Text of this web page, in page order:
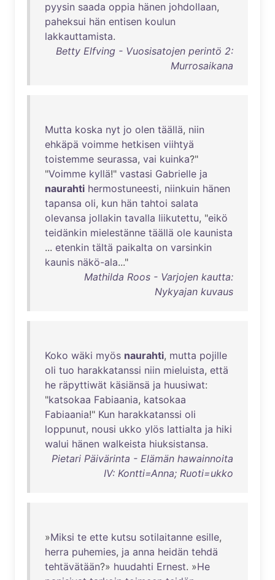
pyysin saada oppia hänen johdollaan,
paheksui hän entisen koulun
lakkauttamista.
Betty Elfving - Vuosisatojen perintö 2:
Murrosaikana
Mutta koska nyt jo olen täällä, niin
ehkäpä voimme hetkisen viihtyä
toistemme seurassa, vai kuinka?"
"Voimme kyllä!" vastasi Gabrielle ja
naurahti hermostuneesti, niinkuin hänen
tapansa oli, kun hän tahtoi salata
olevansa jollakin tavalla liikutettu, "eikö
teidänkin mielestänne täällä ole kaunista
... etenkin tältä paikalta on varsinkin
kaunis näkö-ala..."
Mathilda Roos - Varjojen kautta:
Nykyajan kuvaus
Koko wäki myös naurahti, mutta pojille
oli tuo harakkatanssi niin mieluista, että
he räpyttiwät käsiänsä ja huusiwat:
"katsokaa Fabiaania, katsokaa
Fabiaania!" Kun harakkatanssi oli
loppunut, nousi ukko ylös lattialta ja hiki
walui hänen walkeista hiuksistansa.
Pietari Päivärinta - Elämän hawainnoita
IV: Kontti=Anna; Ruoti=ukko
»Miksi te ette kutsu sotilaitanne esille,
herra puhemies, ja anna heidän tehdä
tehtävätään?» huudahti Ernest. »He